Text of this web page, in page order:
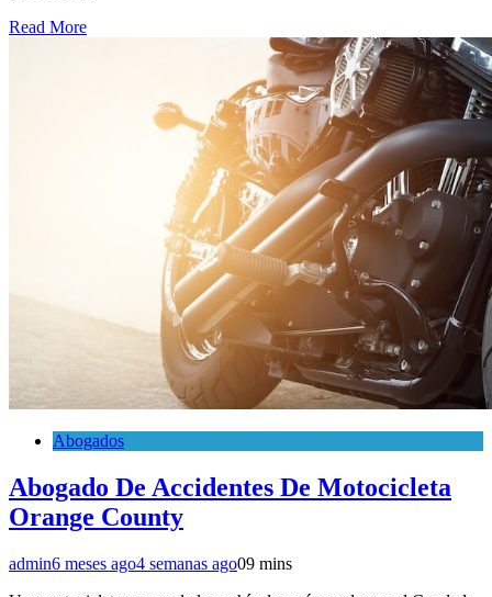
Read More
Abogados
Abogado De Accidentes De Motocicleta
Orange County
admin6 meses ago4 semanas ago09 mins